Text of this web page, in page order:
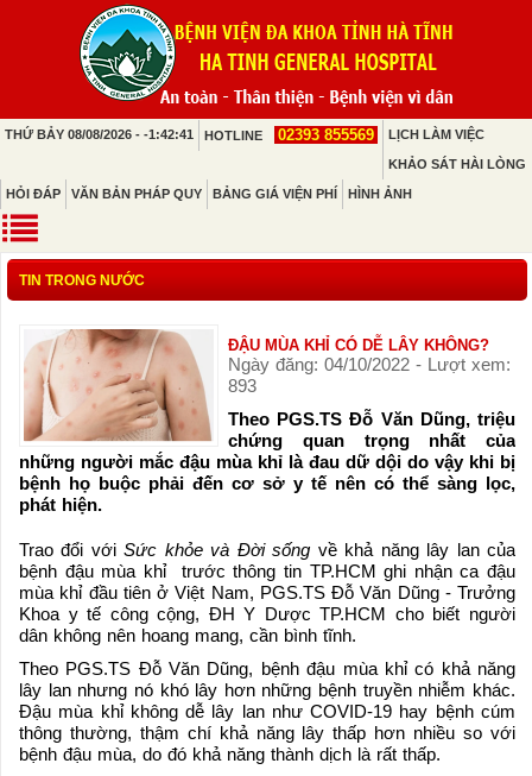
THỨ BẢY 08/08/2026 - -1:42:41 HOTLINE 02393 855569 LỊCH LÀM VIỆC
KHẢO SÁT HÀI LÒNG
HỎI ĐÁP VĂN BẢN PHÁP QUY BẢNG GIÁ VIỆN PHÍ HÌNH ẢNH
TIN TRONG NƯỚC
ĐẬU MÙA KHỈ CÓ DỄ LÂY KHÔNG?
Ngày đăng: 04/10/2022 - Lượt xem:
893
Theo PGS.TS Đỗ Văn Dũng, triệu
chứng quan trọng nhất của
những người mắc đậu mùa khỉ là đau dữ dội do vậy khi bị
bệnh họ buộc phải đến cơ sở y tế nên có thể sàng lọc,
phát hiện.
Trao đổi vớiSức khỏe và Đời sống về khả năng lây lan của
bệnh đậu mùa khỉ trước thông tin TP.HCM ghi nhận ca đậu
mùa khỉ đầu tiên ở Việt Nam, PGS.TS Đỗ Văn Dũng - Trưởng
Khoa y tế công cộng, ĐH Y Dược TP.HCM cho biết người
dân không nên hoang mang, cần bình tĩnh.
Theo PGS.TS Đỗ Văn Dũng, bệnh đậu mùa khỉ có khả năng
lây lan nhưng nó khó lây hơn những bệnh truyền nhiễm khác.
Đậu mùa khỉ không dễ lây lan như COVID-19 hay bệnh cúm
thông thường, thậm chí khả năng lây thấp hơn nhiều so với
bệnh đậu mùa, do đó khả năng thành dịch là rất thấp.